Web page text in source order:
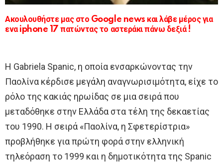
Ακουλουθήστε μας στο Google news και λάβε μέρος για
ενα iphone 17 πατώντας το αστεράκι πάνω δεξιά !
Η Gabriela Spanic, η οποία ενσαρκώνοντας την
Παολίνα κέρδισε μεγάλη αναγνωρισιμότητα, είχε το
ρόλο της κακιάς ηρωίδας σε μια σειρά που
μεταδόθηκε στην Ελλάδα στα τέλη της δεκαετίας
του 1990. Η σειρά «Παολίνα, η Σφετερίστρια»
προβλήθηκε για πρώτη φορά στην ελληνική
τηλεόραση το 1999 και η δημοτικότητα της Spanic